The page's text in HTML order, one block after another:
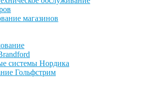
магазинов
системы Нордика
Гольфстрим